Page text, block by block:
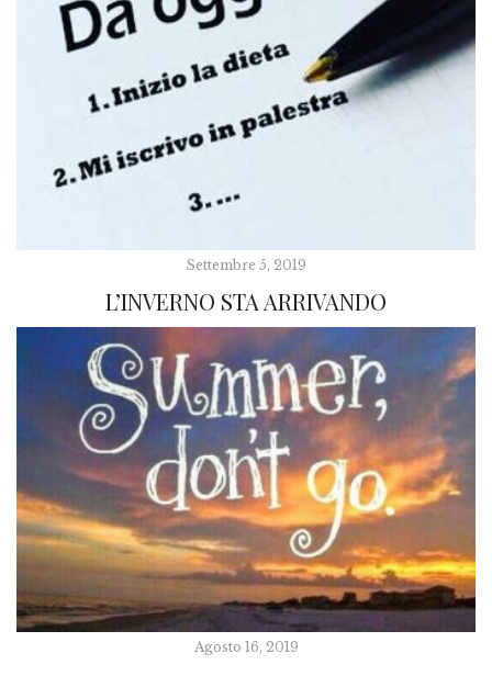
Settembre 5, 2019
L’INVERNO STA ARRIVANDO
Agosto 16, 2019